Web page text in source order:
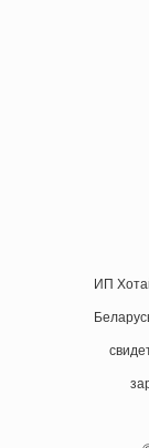
ИП